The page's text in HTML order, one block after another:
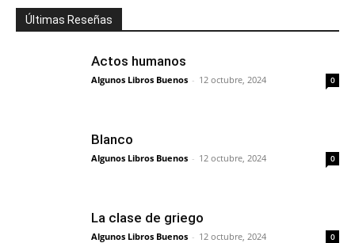
Últimas Reseñas
Actos humanos
Algunos Libros Buenos - 12 octubre, 2024 0
Blanco
Algunos Libros Buenos - 12 octubre, 2024 0
La clase de griego
Algunos Libros Buenos - 12 octubre, 2024 0